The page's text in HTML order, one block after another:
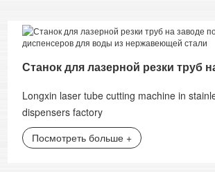
Станок для лазерной резки труб
Longxin laser tube cutting machine in
dispensers factory
Посмотреть больше +